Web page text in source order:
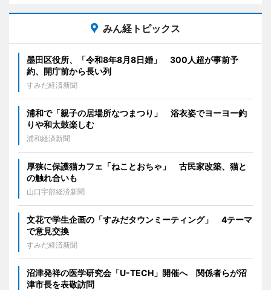
みん経トピックス
墨田区役所、「令和8年8月8日婚」 300人超が事前予
約、開庁前から長い列
すみだ経済新聞
浦和で「親子の居場所なつまつり」 浴衣姿でヨーヨー釣
りや和太鼓楽しむ
浦和経済新聞
厚狭に保護猫カフェ「ねことおちゃ」 古民家改築、猫と
の触れ合いも
山口宇部経済新聞
文花で学生企画の「すみだタウンミーティング」 4テーマ
で意見交換
すみだ経済新聞
沼津発祥の医学研究会「U-TECH」開催へ 関係者らが沼
津市長を表敬訪問